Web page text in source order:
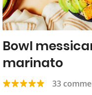
Bowl
marinato
33